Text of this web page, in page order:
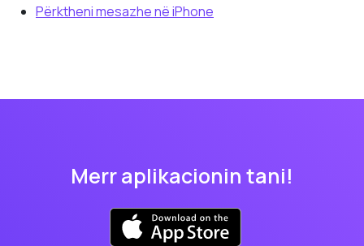
Përktheni mesazhe në iPhone
Merr aplikacionin tani!